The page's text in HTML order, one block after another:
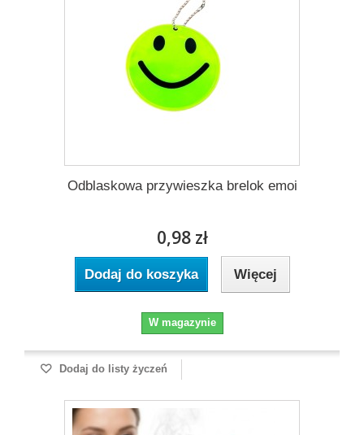
Odblaskowa przywieszka brelok emoi
0,98 zł
Dodaj do koszyka Więcej
W magazynie
Dodaj do listy życzeń